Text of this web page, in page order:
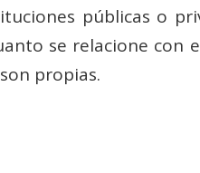
públicas o
se relacione con
propias.